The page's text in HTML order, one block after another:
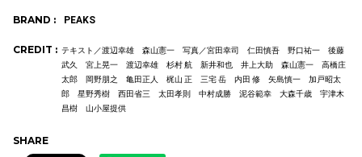
BRAND : PEAKS
CREDIT : テキスト／渡辺幸雄 森山憲一 写真／宮田幸司 仁田慎吾 野口祐一 後藤
武久 宮上晃一 渡辺幸雄 杉村 航 新井和也 井上大助 森山憲一 高橋庄
太郎 岡野朋之 亀田正人 梶山 正 三宅 岳 内田 修 矢島慎一 加戸昭太
郎 星野秀樹 西田省三 太田孝則 中村成勝 泥谷範幸 大森千歳 宇津木
昌樹 山小屋提供
SHARE